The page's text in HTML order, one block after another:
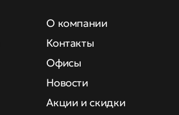
О компании
Контакты
Офисы
Новости
Акции и скидки